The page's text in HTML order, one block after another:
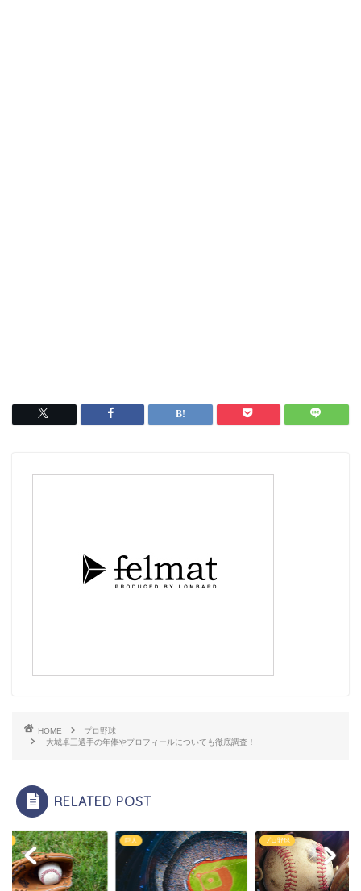
HOME
プロ野球
大城卓三選手の年俸やプロフィールについても徹底調査！
RELATED POST
巨人 プロ野球